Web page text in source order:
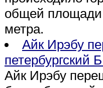
общей площади
метра.
Айк Ирэбу
петербургский
Айк Ирэбу